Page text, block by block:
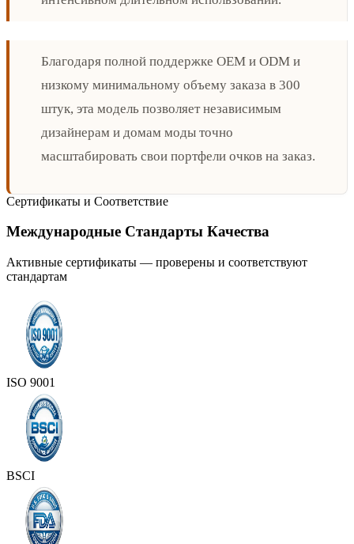
Благодаря полной поддержке OEM и ODM и
низкому минимальному объему заказа в 300
штук, эта модель позволяет независимым
дизайнерам и домам моды точно
масштабировать свои портфели очков на заказ.
Сертификаты и Соответствие
Международные Стандарты Качества
Активные сертификаты — проверены и соответствуют
стандартам
ISO 9001
BSCI